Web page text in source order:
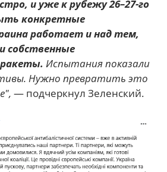
и уже к рубежу 26–27-го
конкретные
работает и над тем,
собственные
Испытания показали
Нужно превратить это
— подчеркнул Зеленский.